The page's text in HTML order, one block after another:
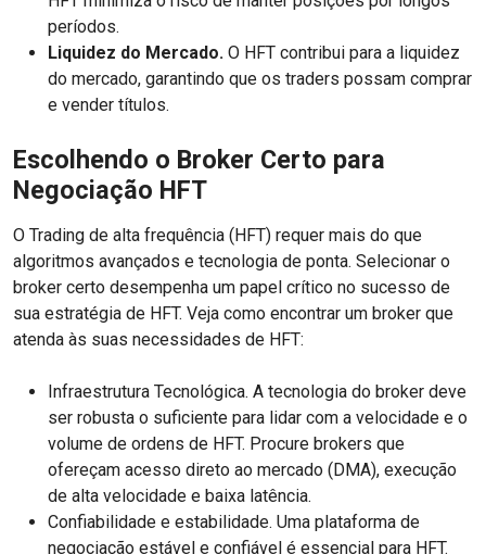
períodos.
Liquidez do Mercado. O HFT contribui para a liquidez
do mercado, garantindo que os traders possam comprar
e vender títulos.
Escolhendo o Broker Certo para
Negociação HFT
O Trading de alta frequência (HFT) requer mais do que
algoritmos avançados e tecnologia de ponta. Selecionar o
broker certo desempenha um papel crítico no sucesso de
sua estratégia de HFT. Veja como encontrar um broker que
atenda às suas necessidades de HFT:
Infraestrutura Tecnológica. A tecnologia do broker deve
ser robusta o suficiente para lidar com a velocidade e o
volume de ordens de HFT. Procure brokers que
ofereçam acesso direto ao mercado (DMA), execução
de alta velocidade e baixa latência.
Confiabilidade e estabilidade. Uma plataforma de
negociação estável e confiável é essencial para HFT.